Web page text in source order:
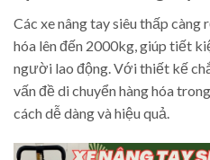
Các xe nâng tay siêu thấp càng
hóa lên đến 2000kg, giúp tiết
người lao động. Với thiết kế
vấn đề di chuyển hàng hóa
cách dễ dàng và hiệu quả.